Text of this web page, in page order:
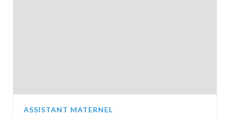
ASSISTANT MATERNEL